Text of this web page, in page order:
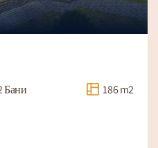
Бани 186 m2